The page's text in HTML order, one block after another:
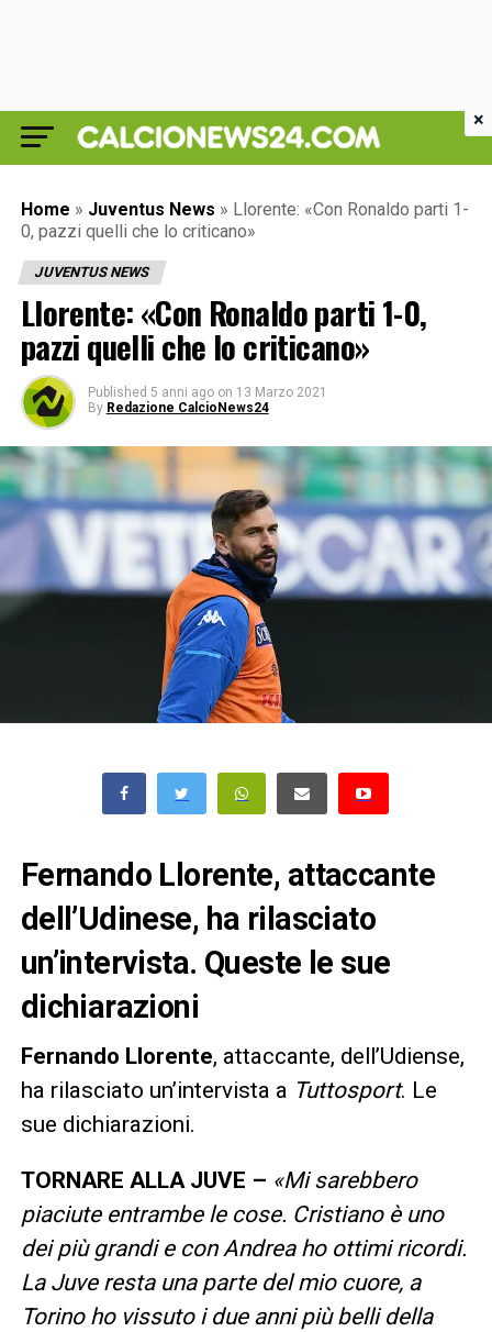
Home » Juventus News » Llorente: «Con Ronaldo parti 1-
0, pazzi quelli che lo criticano»
JUVENTUS NEWS
Llorente: «Con Ronaldo parti 1-0,
pazzi quelli che lo criticano»
Published 5 anni ago on 13 Marzo 2021
By Redazione CalcioNews24
Fernando Llorente, attaccante
dell’Udinese, ha rilasciato
un’intervista. Queste le sue
dichiarazioni
Fernando Llorente, attaccante, dell’Udiense,
ha rilasciato un’intervista a Tuttosport. Le
sue dichiarazioni.
TORNARE ALLA JUVE – «Mi sarebbero
piaciute entrambe le cose. Cristiano è uno
dei più grandi e con Andrea ho ottimi ricordi.
La Juve resta una parte del mio cuore, a
Torino ho vissuto i due anni più belli della
×